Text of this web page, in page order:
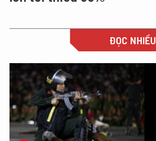
ĐỌC NHIỀU